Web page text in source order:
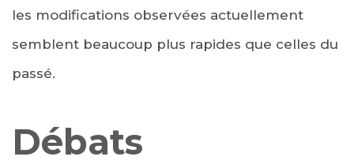
les modifications observées actuellement
semblent beaucoup plus rapides que celles du
passé.
Débats